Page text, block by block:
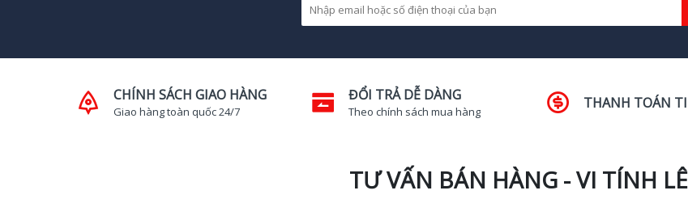
CHÍNH SÁCH GIAO HÀNG
Giao hàng toàn quốc 24/7
ĐỔI TRẢ DỄ DÀNG
Theo chính sách mua hàng
THANH TOÁN
TƯ VẤN BÁN HÀNG - VI TÍNH